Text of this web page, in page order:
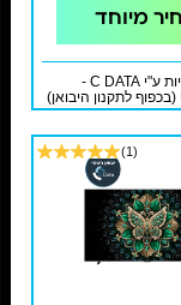
מיוחד
3 שנים אחריות ע"י C DATA -
לתקנון היבואן)
(1)